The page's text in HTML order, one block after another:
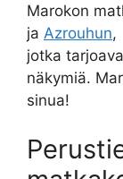
Marokon
ja Azrouhun,
jotka
näkymiä.
sinua!